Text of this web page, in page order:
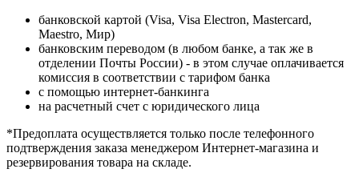
банковской картой (Visa, Visa Electron, Mastercard,
Maestro, Мир)
банковским переводом (в любом банке, а так же в
отделении Почты России) - в этом случае оплачивается
комиссия в соответствии с тарифом банка
с помощью интернет-банкинга
на расчетный счет с юридического лица
*Предоплата осуществляется только после телефонного
подтверждения заказа менеджером Интернет-магазина и
резервирования товара на складе.